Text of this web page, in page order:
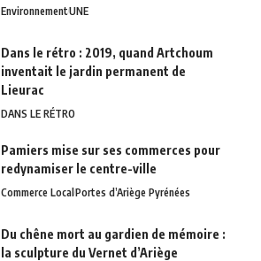
EnvironnementUNE
Dans le rétro : 2019, quand Artchoum
inventait le jardin permanent de
Lieurac
DANS LE RÉTRO
Pamiers mise sur ses commerces pour
redynamiser le centre-ville
Commerce LocalPortes d’Ariège Pyrénées
Du chêne mort au gardien de mémoire :
la sculpture du Vernet d’Ariège